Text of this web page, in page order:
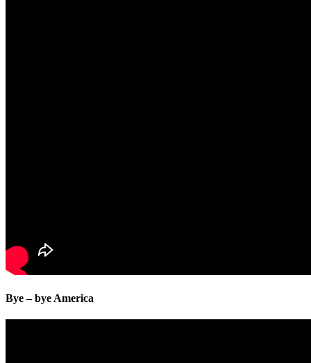
Bye – bye America